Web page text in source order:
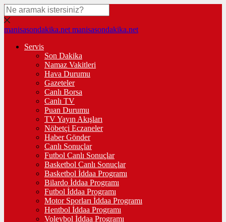
manisasondakika.net manisasondakika.net
Servis
Son Dakika
Namaz Vakitleri
Hava Durumu
Gazeteler
Canlı Borsa
Canlı TV
Puan Durumu
TV Yayın Akışları
Nöbetçi Eczaneler
Haber Gönder
Canlı Sonuçlar
Futbol Canlı Sonuçlar
Basketbol Canlı Sonuçlar
Basketbol İddaa Programı
Bilardo İddaa Programı
Futbol İddaa Programı
Motor Sporları İddaa Programı
Hentbol İddaa Programı
Voleybol İddaa Programı